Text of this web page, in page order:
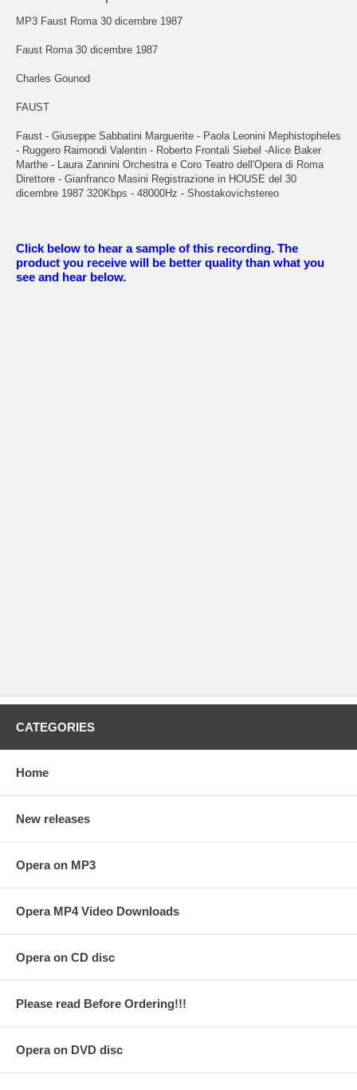
MP3 Faust Roma 30 dicembre 1987
Faust Roma 30 dicembre 1987
Charles Gounod
FAUST
Faust - Giuseppe Sabbatini Marguerite - Paola Leonini Mephistopheles
- Ruggero Raimondi Valentin - Roberto Frontali Siebel -Alice Baker
Marthe - Laura Zannini Orchestra e Coro Teatro dell'Opera di Roma
Direttore - Gianfranco Masini Registrazione in HOUSE del 30
dicembre 1987 320Kbps - 48000Hz - Shostakovichstereo
Click below to hear a sample of this recording. The
product you receive will be better quality than what you
see and hear below.
CATEGORIES
Home
New releases
Opera on MP3
Opera MP4 Video Downloads
Opera on CD disc
Please read Before Ordering!!!
Opera on DVD disc